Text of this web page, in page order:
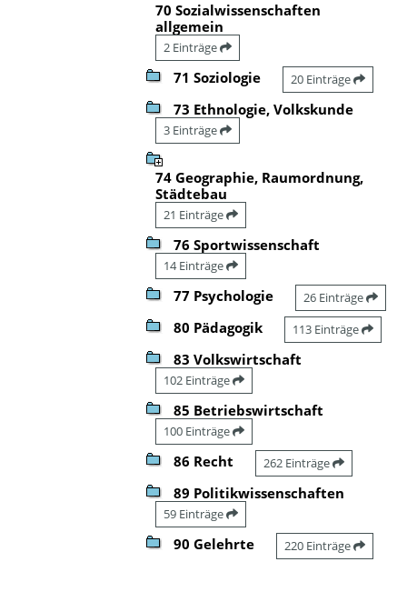
70 Sozialwissenschaften
allgemein
2 Einträge
71 Soziologie 20 Einträge
73 Ethnologie, Volkskunde
3 Einträge
74 Geographie, Raumordnung,
Städtebau
21 Einträge
76 Sportwissenschaft
14 Einträge
77 Psychologie 26 Einträge
80 Pädagogik 113 Einträge
83 Volkswirtschaft
102 Einträge
85 Betriebswirtschaft
100 Einträge
86 Recht 262 Einträge
89 Politikwissenschaften
59 Einträge
90 Gelehrte 220 Einträge